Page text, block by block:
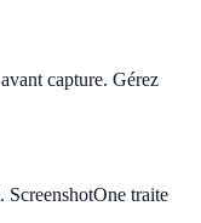
capture. Gérez
ScreenshotOne traite